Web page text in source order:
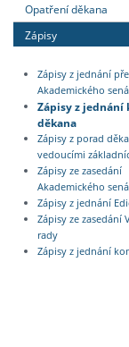
Opatření děkana
Zápisy
Zápisy z jednání
Akademického
Zápisy z jednání
děkana
Zápisy z porad
vedoucími
Zápisy ze zasedání
Akademického
Zápisy z jednání
Zápisy ze zasedání
rady
Zápisy z jednání